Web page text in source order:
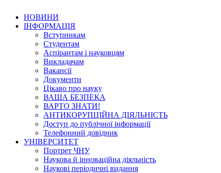
НОВИНИ
ІНФОРМАЦІЯ
Вступникам
Студентам
Аспірантам і науковцям
Викладачам
Вакансії
Документи
Цікаво про науку
ВАША БЕЗПЕКА
ВАРТО ЗНАТИ!
АНТИКОРУПЦІЙНА ДІЯЛЬНІСТЬ
Доступ до публічної інформації
Телефонний довідник
УНІВЕРСИТЕТ
Портрет ЧНУ
Наукова й інноваційна діяльність
Наукові періодичні видання